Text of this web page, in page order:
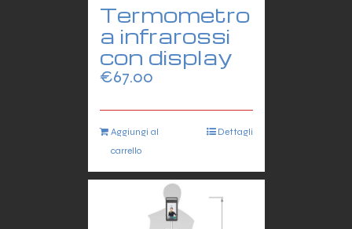
Termometro
a infrarossi
con display
€67.00
Aggiungi al
carrello
Dettagli